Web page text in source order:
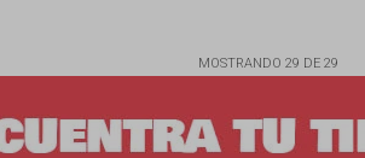
MOSTRANDO29 DE29